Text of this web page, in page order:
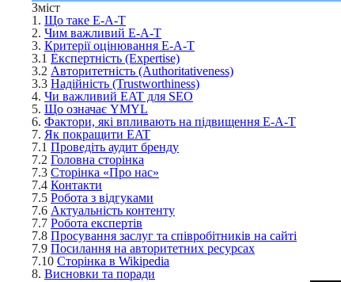
Зміст
1. Що таке E‑A-T
2. Чим важливий E‑A-T
3. Критерії оцінювання E‑A-T
3.1 Експертність (Expertise)
3.2 Авторитетність (Authoritativeness)
3.3 Надійність (Trustworthiness)
4. Чи важливий EAT для SEO
5. Що означає YMYL
6. Фактори, які впливають на підвищення E‑A-T
7. Як покращити EAT
7.1 Проведіть аудит бренду
7.2 Головна сторінка
7.3 Сторінка «Про нас»
7.4 Контакти
7.5 Робота з відгуками
7.6 Актуальність контенту
7.7 Робота експертів
7.8 Просування заслуг та співробітників на сайті
7.9 Посилання на авторитетних ресурсах
7.10 Сторінка в Wikipedia
8. Висновки та поради